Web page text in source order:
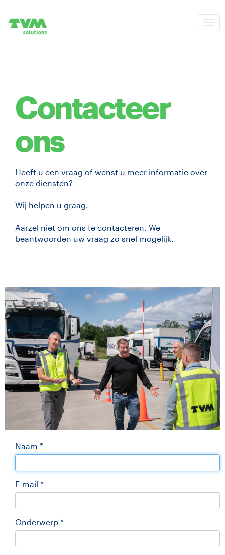
Contacteer
ons
Heeft u een vraag of wenst u meer informatie over
onze diensten?
Wij helpen u graag.
Aarzel niet om ons te contacteren. We
beantwoorden uw vraag zo snel mogelijk.
Naam *
E-mail *
Onderwerp *